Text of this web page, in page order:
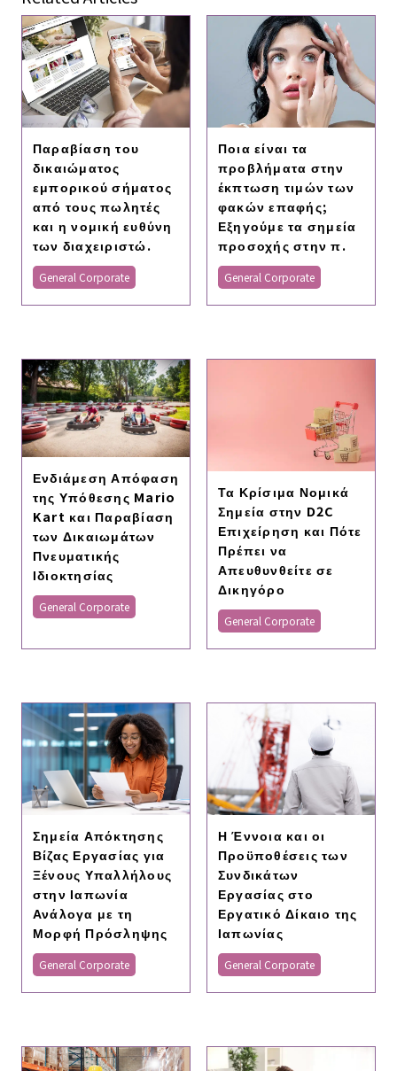
Παραβίαση του
δικαιώματος
εμπορικού σήματος
από τους πωλητές
και η νομική ευθύνη
των διαχειριστώ.
General Corporate
Ποια είναι τα
προβλήματα στην
έκπτωση τιμών των
φακών επαφής;
Εξηγούμε τα σημεία
προσοχής στην π.
General Corporate
Ενδιάμεση Απόφαση
της Υπόθεσης Mario
Kart και Παραβίαση
των Δικαιωμάτων
Πνευματικής
Ιδιοκτησίας
General Corporate
Τα Κρίσιμα Νομικά
Σημεία στην D2C
Επιχείρηση και Πότε
Πρέπει να
Απευθυνθείτε σε
Δικηγόρο
General Corporate
Σημεία Απόκτησης
Βίζας Εργασίας για
Ξένους Υπαλλήλους
στην Ιαπωνία
Ανάλογα με τη
Μορφή Πρόσληψης
General Corporate
Η Έννοια και οι
Προϋποθέσεις των
Συνδικάτων
Εργασίας στο
Εργατικό Δίκαιο της
Ιαπωνίας
General Corporate